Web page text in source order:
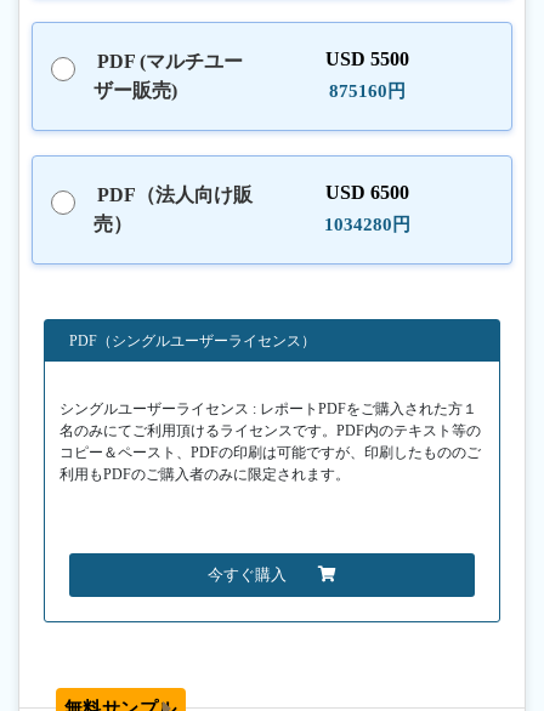
PDF (マルチユー
ザー販売)
USD 5500
875160円
PDF（法人向け販
売）
USD 6500
1034280円
PDF（シングルユーザーライセンス）
シングルユーザーライセンス : レポートPDFをご購入された方１
名のみにてご利用頂けるライセンスです。PDF内のテキスト等の
コピー＆ペースト、PDFの印刷は可能ですが、印刷したもののご
利用もPDFのご購入者のみに限定されます。
今すぐ購入